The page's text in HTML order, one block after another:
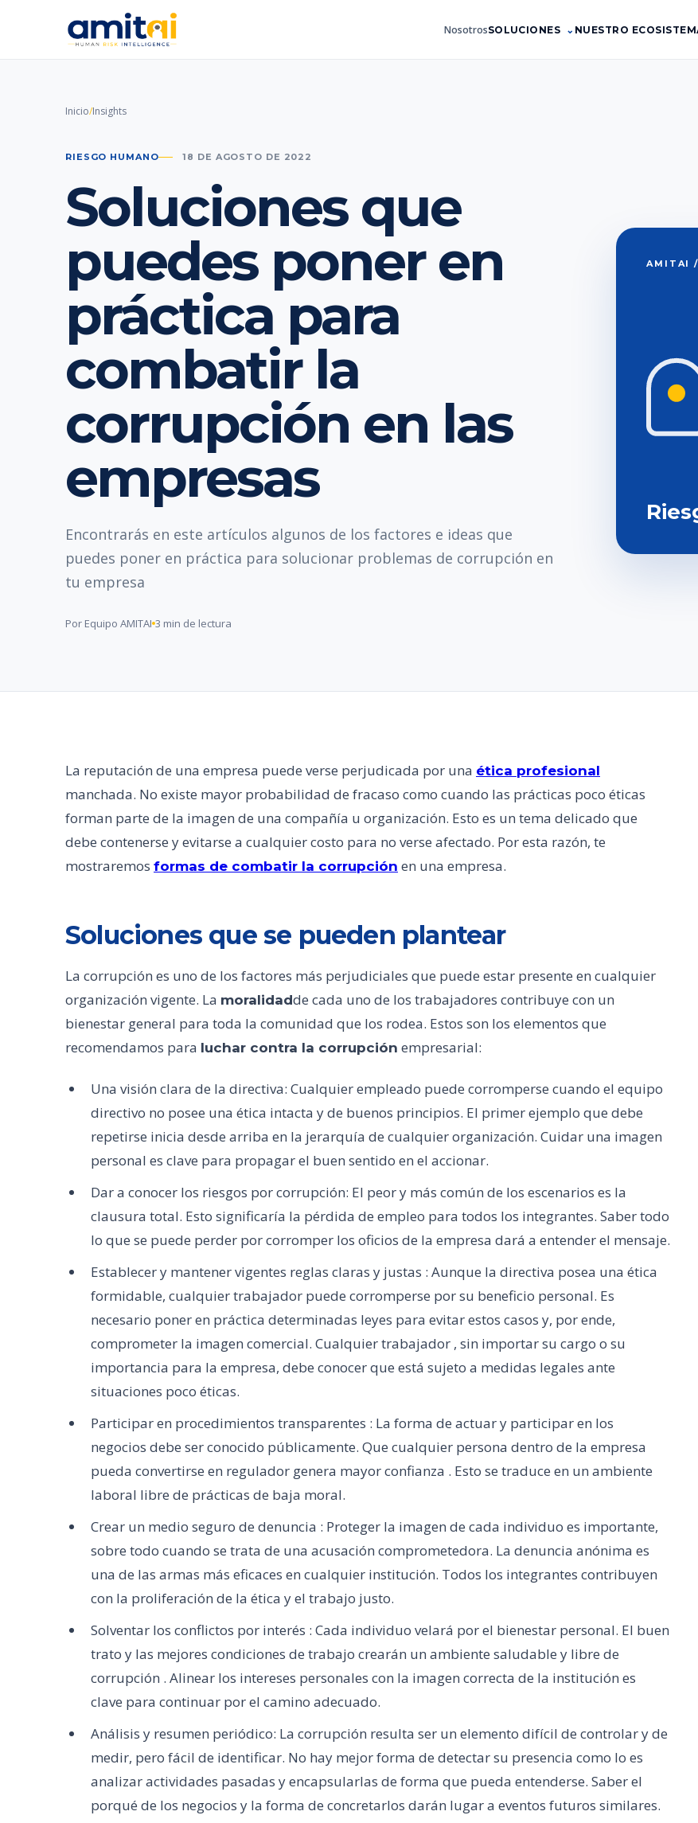
NosotrosSOLUCIONES NUESTRO
Inicio/Insights
RIESGO HUMANO 18 DE AGOSTO DE 2022
Soluciones que
puedes poner en
práctica para
combatir la
corrupción en las
empresas
Encontrarás en este artículos algunos de los factores e ideas que
puedes poner en práctica para solucionar problemas de corrupción en
tu empresa
Por Equipo AMITAI 3 min de lectura
AMITAI
La reputación de una empresa puede verse perjudicada por una ética profesional
manchada. No existe mayor probabilidad de fracaso como cuando las prácticas poco éticas
forman parte de la imagen de una compañía u organización. Esto es un tema delicado que
debe contenerse y evitarse a cualquier costo para no verse afectado. Por esta razón, te
mostraremos formas de combatir la corrupción en una empresa.
Soluciones que se pueden plantear
La corrupción es uno de los factores más perjudiciales que puede estar presente en cualquier
organización vigente. La moralidadde cada uno de los trabajadores contribuye con un
bienestar general para toda la comunidad que los rodea. Estos son los elementos que
recomendamos para luchar contra la corrupción empresarial:
Una visión clara de la directiva: Cualquier empleado puede corromperse cuando el equipo
directivo no posee una ética intacta y de buenos principios. El primer ejemplo que debe
repetirse inicia desde arriba en la jerarquía de cualquier organización. Cuidar una imagen
personal es clave para propagar el buen sentido en el accionar.
Dar a conocer los riesgos por corrupción: El peor y más común de los escenarios es la
clausura total. Esto significaría la pérdida de empleo para todos los integrantes. Saber todo
lo que se puede perder por corromper los oficios de la empresa dará a entender el mensaje.
Establecer y mantener vigentes reglas claras y justas : Aunque la directiva posea una ética
formidable, cualquier trabajador puede corromperse por su beneficio personal. Es
necesario poner en práctica determinadas leyes para evitar estos casos y, por ende,
comprometer la imagen comercial. Cualquier trabajador , sin importar su cargo o su
importancia para la empresa, debe conocer que está sujeto a medidas legales ante
situaciones poco éticas.
Participar en procedimientos transparentes : La forma de actuar y participar en los
negocios debe ser conocido públicamente. Que cualquier persona dentro de la empresa
pueda convertirse en regulador genera mayor confianza . Esto se traduce en un ambiente
laboral libre de prácticas de baja moral.
Crear un medio seguro de denuncia : Proteger la imagen de cada individuo es importante,
sobre todo cuando se trata de una acusación comprometedora. La denuncia anónima es
una de las armas más eficaces en cualquier institución. Todos los integrantes contribuyen
con la proliferación de la ética y el trabajo justo.
Solventar los conflictos por interés : Cada individuo velará por el bienestar personal. El buen
trato y las mejores condiciones de trabajo crearán un ambiente saludable y libre de
corrupción . Alinear los intereses personales con la imagen correcta de la institución es
clave para continuar por el camino adecuado.
Análisis y resumen periódico: La corrupción resulta ser un elemento difícil de controlar y de
medir, pero fácil de identificar. No hay mejor forma de detectar su presencia como lo es
analizar actividades pasadas y encapsularlas de forma que pueda entenderse. Saber el
porqué de los negocios y la forma de concretarlos darán lugar a eventos futuros similares.